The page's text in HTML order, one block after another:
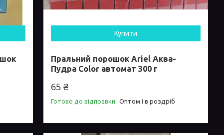
Купити
Пральний порошок Ariel Аква-
Пудра Color автомат 300 г
65 ₴
Готово до відправки Оптом і в роздріб